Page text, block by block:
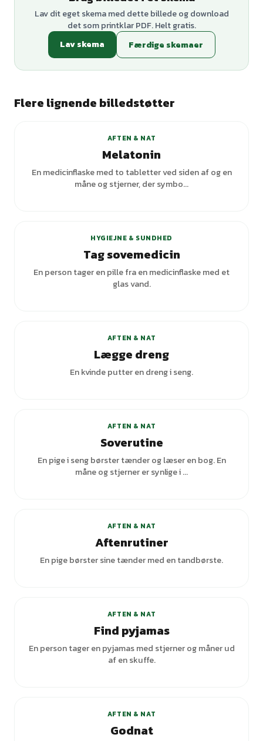
Lav dit eget skema med dette billede og download
det som printklar PDF. Helt gratis.
Lav skema
Færdige skemaer
Flere lignende billedstøtter
AFTEN & NAT
Melatonin
En medicinflaske med to tabletter ved siden af og en
måne og stjerner, der symbo...
HYGIEJNE & SUNDHED
Tag sovemedicin
En person tager en pille fra en medicinflaske med et
glas vand.
AFTEN & NAT
Lægge dreng
En kvinde putter en dreng i seng.
AFTEN & NAT
Soverutine
En pige i seng børster tænder og læser en bog. En
måne og stjerner er synlige i ...
AFTEN & NAT
Aftenrutiner
En pige børster sine tænder med en tandbørste.
AFTEN & NAT
Find pyjamas
En person tager en pyjamas med stjerner og måner ud
af en skuffe.
AFTEN & NAT
Godnat